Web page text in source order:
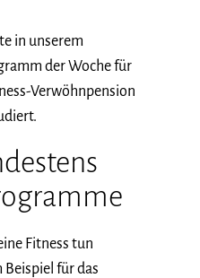
in unserem
der Woche für
Verwöhnpension
Fitness tun
Beispiel für das